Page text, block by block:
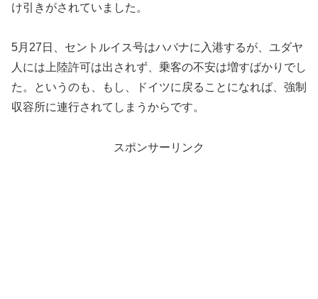
け引きがされていました。
5月27日、セントルイス号はハバナに入港するが、ユダヤ
人には上陸許可は出されず、乗客の不安は増すばかりでし
た。というのも、もし、ドイツに戻ることになれば、強制
収容所に連行されてしまうからです。
スポンサーリンク